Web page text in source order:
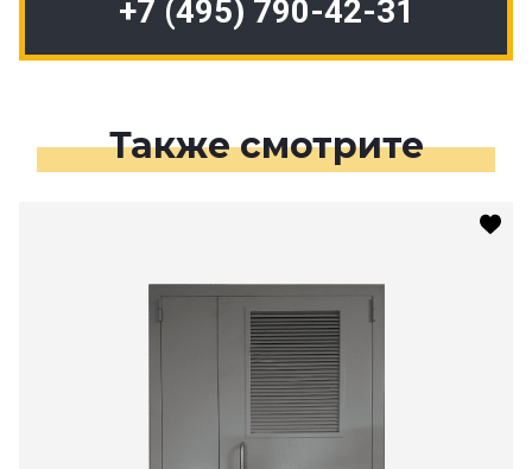
+7 (495) 790-42-31
Также смотрите